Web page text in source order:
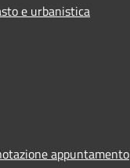
e urbanistica
appuntamento